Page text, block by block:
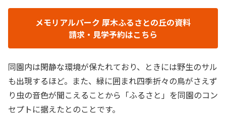
ルサイト「いいお墓」にお任せください。資料請
ポイント...メモリアルパーク 厚木ふるさとの丘の資料
請求・見学予約はこちら
同園内は閑静な環境が保たれており、ときには野生のサル
も出現するほど。また、緑に囲まれ四季折々の鳥がさえず
り虫の音色が聞こえることから「ふるさと」を同園のコン
セプトに据えたとのことです。